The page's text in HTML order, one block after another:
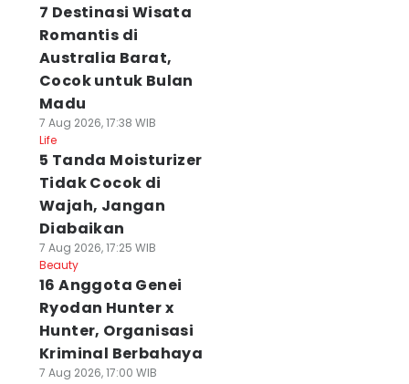
7 Destinasi Wisata
Romantis di
Australia Barat,
Cocok untuk Bulan
Madu
7 Aug 2026, 17:38 WIB
Life
5 Tanda Moisturizer
Tidak Cocok di
Wajah, Jangan
Diabaikan
7 Aug 2026, 17:25 WIB
Beauty
16 Anggota Genei
Ryodan Hunter x
Hunter, Organisasi
Kriminal Berbahaya
7 Aug 2026, 17:00 WIB